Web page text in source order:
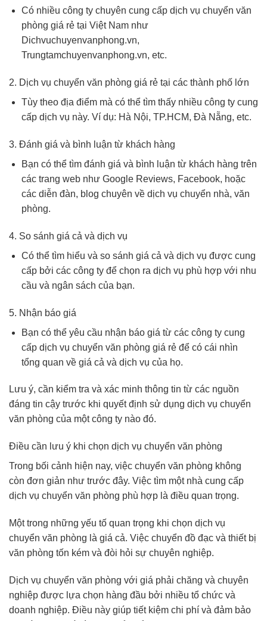
Có nhiều công ty chuyên cung cấp dịch vụ chuyển văn
phòng giá rẻ tại Việt Nam như
Dichvuchuyenvanphong.vn,
Trungtamchuyenvanphong.vn, etc.
2. Dịch vụ chuyển văn phòng giá rẻ tại các thành phố lớn
Tùy theo địa điểm mà có thể tìm thấy nhiều công ty cung
cấp dịch vụ này. Ví dụ: Hà Nội, TP.HCM, Đà Nẵng, etc.
3. Đánh giá và bình luận từ khách hàng
Bạn có thể tìm đánh giá và bình luận từ khách hàng trên
các trang web như Google Reviews, Facebook, hoặc
các diễn đàn, blog chuyên về dịch vụ chuyển nhà, văn
phòng.
4. So sánh giá cả và dịch vụ
Có thể tìm hiểu và so sánh giá cả và dịch vụ được cung
cấp bởi các công ty để chọn ra dịch vụ phù hợp với nhu
cầu và ngân sách của bạn.
5. Nhận báo giá
Bạn có thể yêu cầu nhận báo giá từ các công ty cung
cấp dịch vụ chuyển văn phòng giá rẻ để có cái nhìn
tổng quan về giá cả và dịch vụ của họ.
Lưu ý, cần kiểm tra và xác minh thông tin từ các nguồn
đáng tin cậy trước khi quyết định sử dụng dịch vụ chuyển
văn phòng của một công ty nào đó.
Điều cần lưu ý khi chọn dịch vụ chuyển văn phòng
Trong bối cảnh hiện nay, việc chuyển văn phòng không
còn đơn giản như trước đây. Việc tìm một nhà cung cấp
dịch vụ chuyển văn phòng phù hợp là điều quan trọng.
Một trong những yếu tố quan trọng khi chọn dịch vụ
chuyển văn phòng là giá cả. Việc chuyển đồ đạc và thiết bị
văn phòng tốn kém và đòi hỏi sự chuyên nghiệp.
Dịch vụ chuyển văn phòng với giá phải chăng và chuyên
nghiệp được lựa chọn hàng đầu bởi nhiều tổ chức và
doanh nghiệp. Điều này giúp tiết kiệm chi phí và đảm bảo